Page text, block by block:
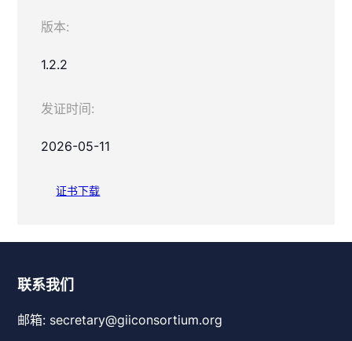
版本:
1.2.2
发证时间:
2026-05-11
证书下载
联系我们
邮箱: secretary@giiconsortium.org